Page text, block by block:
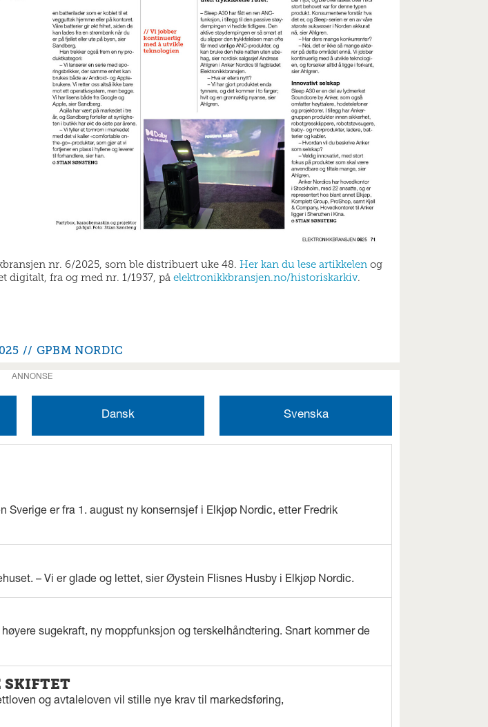
nr. 6/2025, som ble distribuert uke 48.Her kan du lese artikkelen og
digitalt, fra og med nr. 1/1937, påelektronikkbransjen.no/historiskarkiv.
GPBM NORDIC
ANNONSE
Dansk Svenska
Sverige er fra 1. august ny konsernsjef i Elkjøp Nordic, etter Fredrik
– Vi er glade og lettet, sier Øystein Flisnes Husby i Elkjøp Nordic.
sugekraft, ny moppfunksjon og terskelhåndtering. Snart kommer de
SKIFTET
og avtaleloven vil stille nye krav til markedsføring,